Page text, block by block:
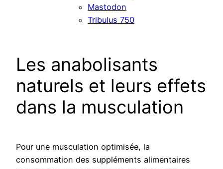
Mastodon
Tribulus 750
Les anabolisants
naturels et leurs effets
dans la musculation
Pour une musculation optimisée, la
consommation des suppléments alimentaires